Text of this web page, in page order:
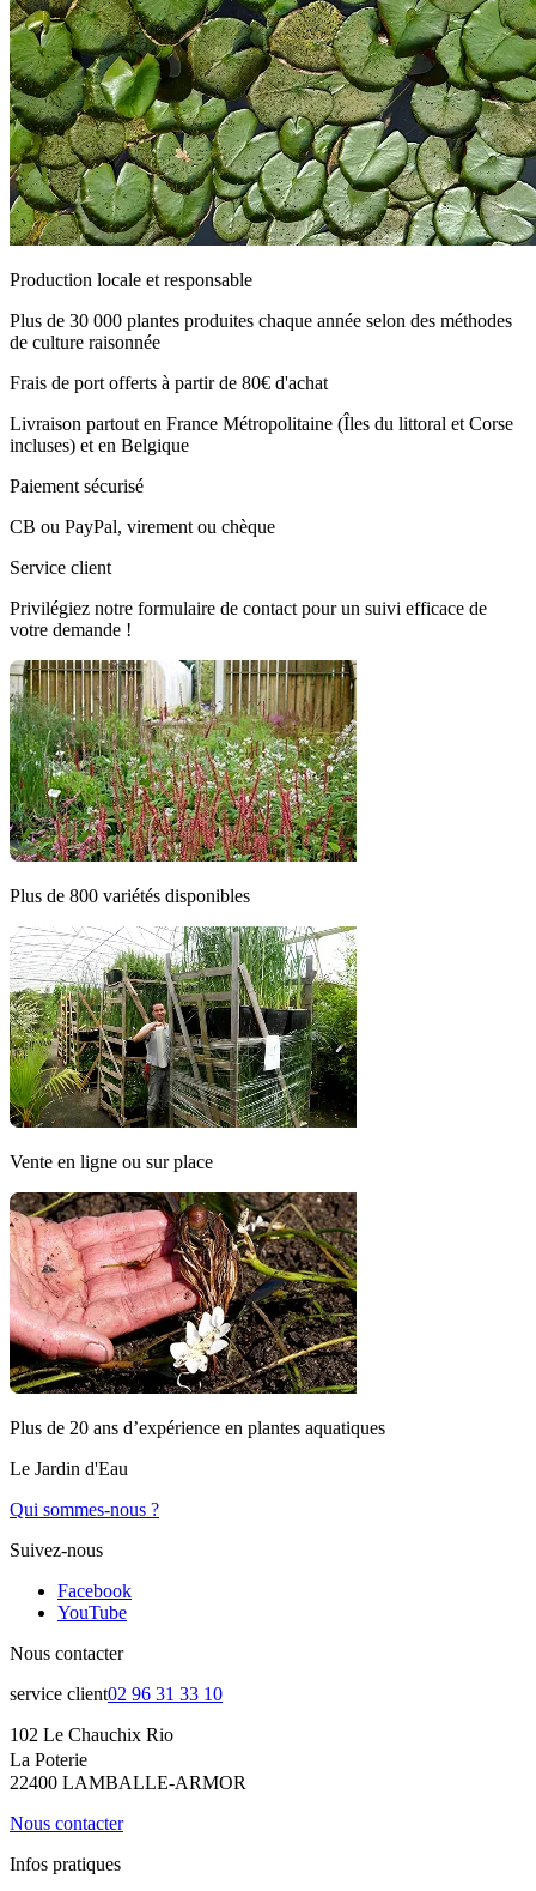
Production locale et responsable
Plus de 30 000 plantes produites chaque année selon des méthodes
de culture raisonnée
Frais de port offerts à partir de 80€ d'achat
Livraison partout en France Métropolitaine (Îles du littoral et Corse
incluses) et en Belgique
Paiement sécurisé
CB ou PayPal, virement ou chèque
Service client
Privilégiez notre formulaire de contact pour un suivi efficace de
votre demande !
Plus de 800 variétés disponibles
Vente en ligne ou sur place
Plus de 20 ans d’expérience en plantes aquatiques
Le Jardin d'Eau
Qui sommes-nous ?
Suivez-nous
Facebook
YouTube
Nous contacter
service client02 96 31 33 10
102 Le Chauchix Rio
La Poterie
22400 LAMBALLE-ARMOR
Nous contacter
Infos pratiques